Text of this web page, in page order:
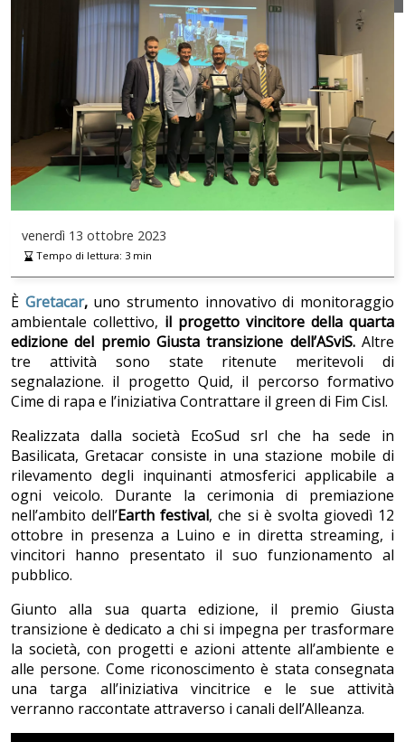
venerdì 13 ottobre 2023
Tempo di lettura: 3min
È Gretacar, uno strumento innovativo di monitoraggio
ambientale collettivo, il progetto vincitore della quarta
edizione del premio Giusta transizione dell’ASviS.Altre
tre attività sono state ritenute meritevoli di
segnalazione. il progetto Quid, il percorso formativo
Cime di rapa e l’iniziativa Contrattare il green di Fim Cisl.
Realizzata dalla società EcoSud srl che ha sede in
Basilicata, Gretacar consiste in una stazione mobile di
rilevamento degli inquinanti atmosferici applicabile a
ogni veicolo. Durante la cerimonia di premiazione
nell’ambito dell’Earth festival, che si è svolta giovedì 12
ottobre in presenza a Luino e in diretta streaming, i
vincitori hanno presentato il suo funzionamento al
pubblico.
Giunto alla sua quarta edizione, il premio Giusta
transizione è dedicato a chi si impegna per trasformare
la società, con progetti e azioni attente all’ambiente e
alle persone. Come riconoscimento è stata consegnata
una targa all’iniziativa vincitrice e le sue attività
verranno raccontate attraverso i canali dell’Alleanza.